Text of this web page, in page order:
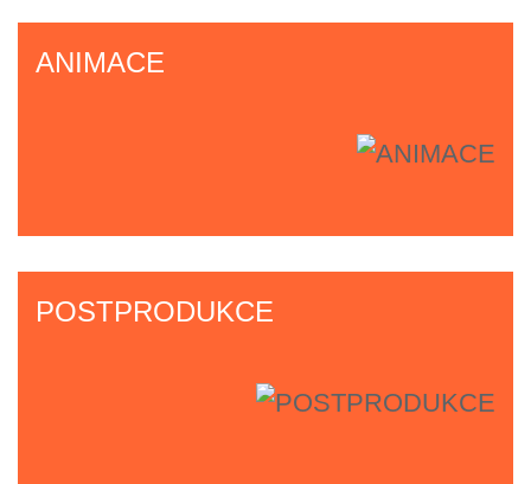
ANIMACE
POSTPRODUKCE